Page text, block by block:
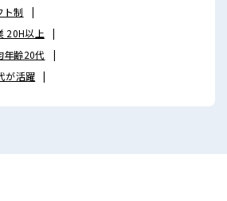
制
20H以上
齢20代
が活躍